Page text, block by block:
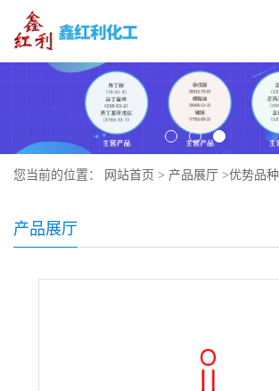
您当前的位置： 网站首页 > 产品展厅 >优势品种
产品展厅